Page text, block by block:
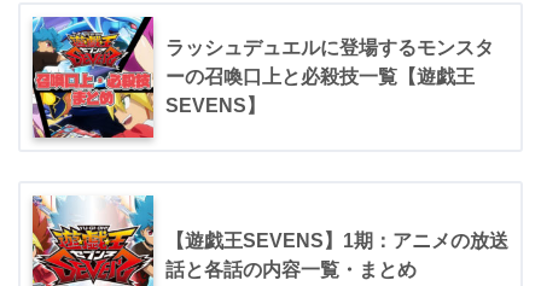
ラッシュデュエルに登場するモンスタ
ーの召喚口上と必殺技一覧【遊戯王
SEVENS】
【遊戯王SEVENS】1期：アニメの放送
話と各話の内容一覧・まとめ